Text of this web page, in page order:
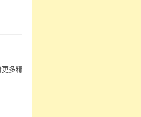
更多精